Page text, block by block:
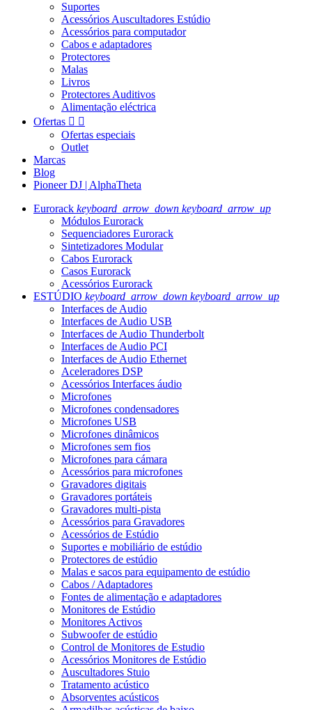
Suportes
Acessórios Auscultadores Estúdio
Acessórios para computador
Cabos e adaptadores
Protectores
Malas
Livros
Protectores Auditivos
Alimentação eléctrica
Ofertas  
Ofertas especiais
Outlet
Marcas
Blog
Pioneer DJ | AlphaTheta
Eurorack keyboard_arrow_down keyboard_arrow_up
Módulos Eurorack
Sequenciadores Eurorack
Sintetizadores Modular
Cabos Eurorack
Casos Eurorack
Acessórios Eurorack
ESTÚDIO keyboard_arrow_down keyboard_arrow_up
Interfaces de Audio
Interfaces de Audio USB
Interfaces de Audio Thunderbolt
Interfaces de Audio PCI
Interfaces de Audio Ethernet
Aceleradores DSP
Acessórios Interfaces áudio
Microfones
Microfones condensadores
Microfones USB
Microfones dinâmicos
Microfones sem fios
Microfones para cámara
Acessórios para microfones
Gravadores digitais
Gravadores portáteis
Gravadores multi-pista
Acessórios para Gravadores
Acessórios de Estúdio
Suportes e mobiliário de estúdio
Protectores de estúdio
Malas e sacos para equipamento de estúdio
Cabos / Adaptadores
Fontes de alimentação e adaptadores
Monitores de Estúdio
Monitores Activos
Subwoofer de estúdio
Control de Monitores de Estudio
Acessórios Monitores de Estúdio
Auscultadores Stuio
Tratamento acústico
Absorventes acústicos